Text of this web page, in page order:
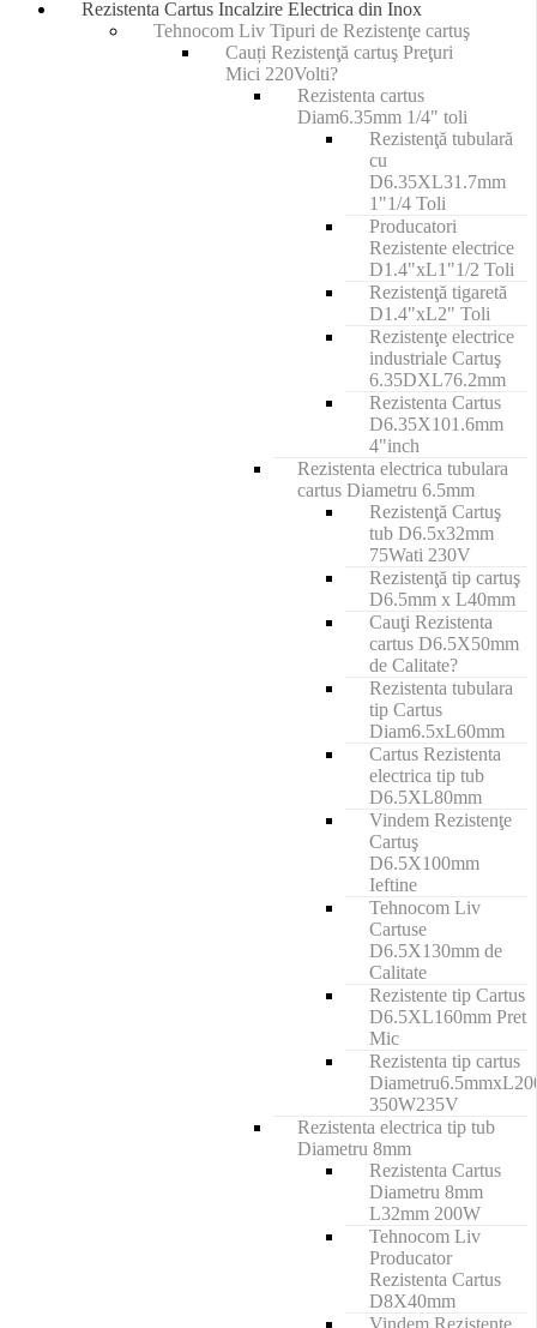
Rezistenta Cartus Incalzire Electrica din Inox
Tehnocom Liv Tipuri de Rezistenţe cartuş
Cauți Rezistenţă cartuş Preţuri
Mici 220Volti?
Rezistenta cartus
Diam6.35mm 1/4" toli
Rezistenţă tubulară
cu
D6.35XL31.7mm
1"1/4 Toli
Producatori
Rezistente electrice
D1.4"xL1"1/2 Toli
Rezistenţă tigaretă
D1.4"xL2" Toli
Rezistenţe electrice
industriale Cartuş
6.35DXL76.2mm
Rezistenta Cartus
D6.35X101.6mm
4"inch
Rezistenta electrica tubulara
cartus Diametru 6.5mm
Rezistenţă Cartuş
tub D6.5x32mm
75Wati 230V
Rezistenţă tip cartuş
D6.5mm x L40mm
Cauţi Rezistenta
cartus D6.5X50mm
de Calitate?
Rezistenta tubulara
tip Cartus
Diam6.5xL60mm
Cartus Rezistenta
electrica tip tub
D6.5XL80mm
Vindem Rezistenţe
Cartuş
D6.5X100mm
Ieftine
Tehnocom Liv
Cartuse
D6.5X130mm de
Calitate
Rezistente tip Cartus
D6.5XL160mm Pret
Mic
Rezistenta tip cartus
350W235V
Rezistenta electrica tip tub
Diametru 8mm
Rezistenta Cartus
Diametru 8mm
L32mm 200W
Tehnocom Liv
Producator
Rezistenta Cartus
D8X40mm
Vindem Rezistenţe